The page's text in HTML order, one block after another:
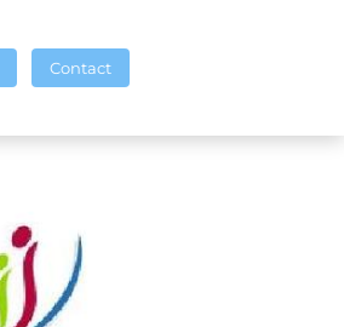
Contact